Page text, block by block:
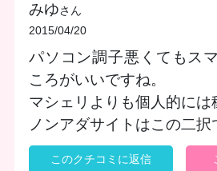
みゆさん
2015/04/20
パソコン調子悪くてもス
ころがいいですね。
マシェリよりも個人的には
ノンアダサイトはこの二択
このクチコミに返信